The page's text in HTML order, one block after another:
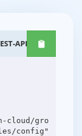
APIs
cloud/gro
config"